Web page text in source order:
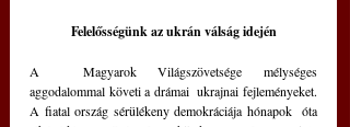
Felelősségünk az ukrán válság idején
A  Magyarok Világszövetsége mélységes
aggodalommal követi a drámai  ukrajnai fejleményeket.
A fiatal ország sérülékeny demokráciája hónapok  óta